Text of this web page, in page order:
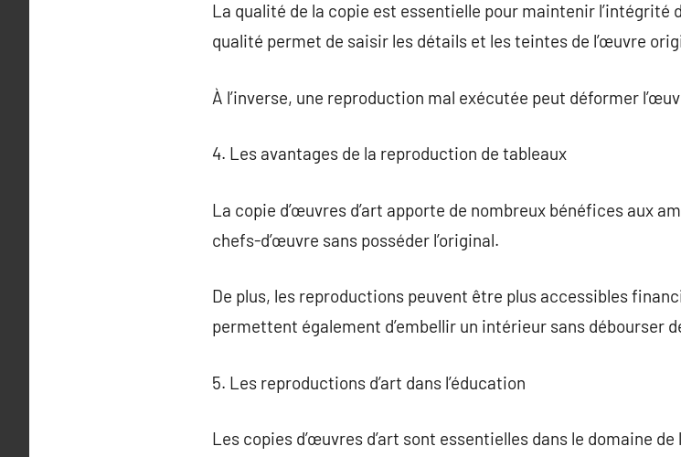
La qualité de la copie est essentielle pour maintenir l’intégrité
qualité permet de saisir les détails et les teintes de l’œuvre
À l’inverse, une reproduction mal exécutée peut déformer
4. Les avantages de la reproduction de tableaux
La copie d’œuvres d’art apporte de nombreux bénéfices aux
chefs-d’œuvre sans posséder l’original.
De plus, les reproductions peuvent être plus accessibles
permettent également d’embellir un intérieur sans débourser
5. Les reproductions d’art dans l’éducation
Les copies d’œuvres d’art sont essentielles dans le domaine